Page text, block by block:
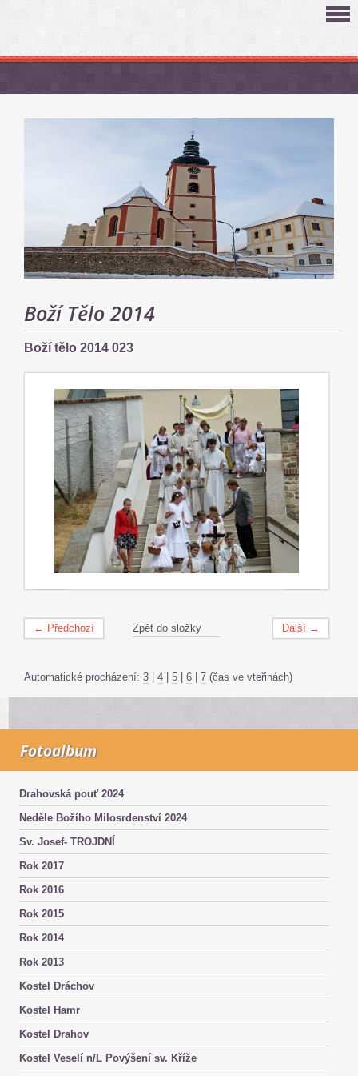
Boží Tělo 2014
Boží tělo 2014 023
← Předchozí Další →
Zpět do složky
Automatické procházení: 3 | 4 | 5 | 6 | 7 (čas ve vteřinách)
Fotoalbum
Drahovská pouť 2024
Neděle Božího Milosrdenství 2024
Sv. Josef- TROJDNÍ
Rok 2017
Rok 2016
Rok 2015
Rok 2014
Rok 2013
Kostel Dráchov
Kostel Hamr
Kostel Drahov
Kostel Veselí n/L Povýšení sv. Kříže